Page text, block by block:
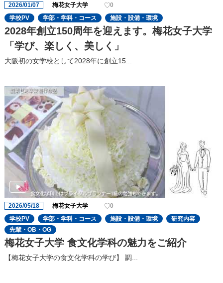
2026/01/07 梅花女子大学
0
学校PV
学部・学科・コース 施設・設備・環境
2028年創立150周年を迎えます。梅花女子大学
「学び、楽しく、美しく」
大阪初の女学校として2028年に創立15...
2026/05/18 梅花女子大学
0
学校PV
学部・学科・コース 施設・設備・環境
研究内容
先輩・OB・OG
梅花女子大学 食文化学科の魅力をご紹介
【梅花女子大学の食文化学科の学び】 調...